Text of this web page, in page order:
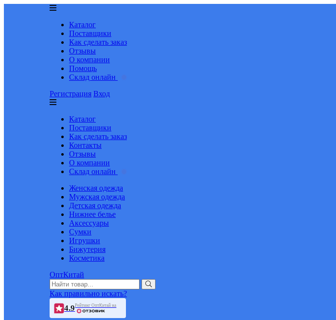
Каталог
Поставщики
Как сделать заказ
Отзывы
О компании
Помощь
Склад онлайн
Регистрация Вход
Каталог
Поставщики
Как сделать заказ
Контакты
Отзывы
О компании
Склад онлайн
Женская одежда
Мужская одежда
Детская одежда
Нижнее белье
Аксессуары
Сумки
Игрушки
Бижутерия
Косметика
ОптКитай
Как правильно искать?
4.9Рейтинг ОптКитай на